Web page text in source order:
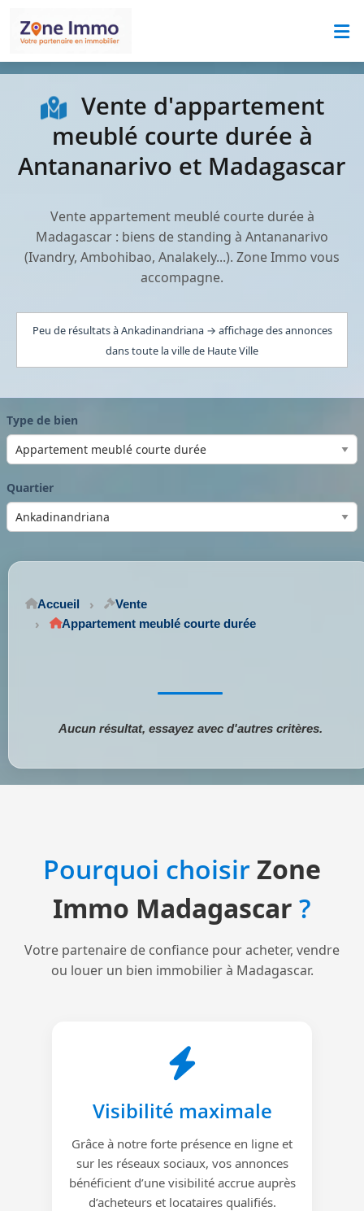
Vente d'appartement
meublé courte durée à
Antananarivo et Madagascar
Vente appartement meublé courte durée à
Madagascar : biens de standing à Antananarivo
(Ivandry, Ambohibao, Analakely...). Zone Immo vous
accompagne.
Peu de résultats à Ankadinandriana → affichage des annonces
dans toute la ville de Haute Ville
Type de bien
Quartier
Accueil
Vente
Appartement meublé courte durée
Aucun résultat, essayez avec d'autres critères.
Pourquoi choisirZone
Immo Madagascar ?
Votre partenaire de confiance pour acheter, vendre
ou louer un bien immobilier à Madagascar.
Visibilité maximale
Grâce à notre forte présence en ligne et
sur les réseaux sociaux, vos annonces
bénéficient d’une visibilité accrue auprès
d’acheteurs et locataires qualifiés.